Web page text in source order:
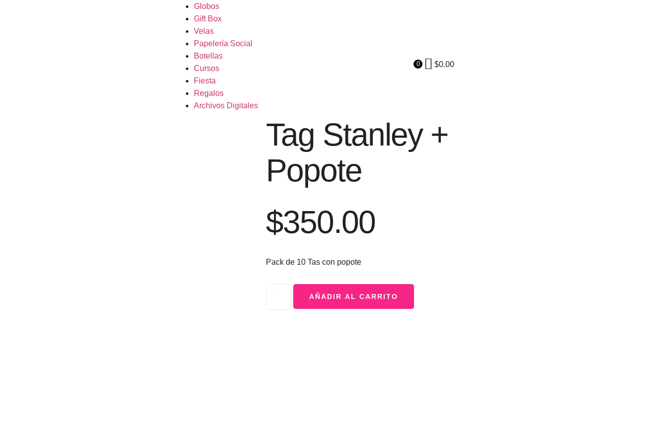
Globos
Gift Box
Velas
Papelería Social
Botellas
Cursos
Fiesta
Regalos
Archivos Digitales
0 $0.00
Tag Stanley +
Popote
$350.00
Pack de 10 Tas con popote
AÑADIR AL CARRITO